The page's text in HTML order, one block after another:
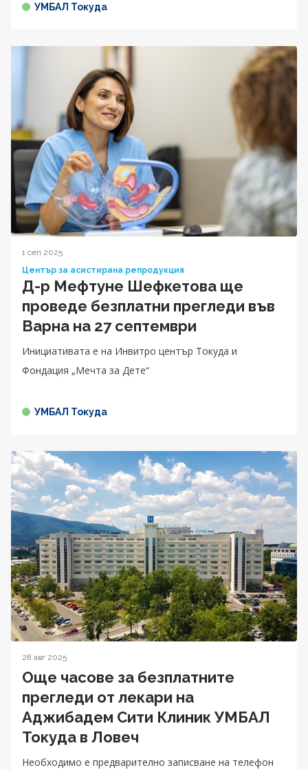
УМБАЛ Токуда
1 сеп 2025
Център за асистирана репродукция
Д-р Мефтуне Шефкетова ще
проведе безплатни прегледи във
Варна на 27 септември
Инициативата е на Инвитро център Токуда и
Фондация „Мечта за Дете“
УМБАЛ Токуда
28 авг 2025
Още часове за безплатните
прегледи от лекари на
Аджибадем Сити Клиник УМБАЛ
Токуда в Ловеч
Необходимо е предварително записване на телефон